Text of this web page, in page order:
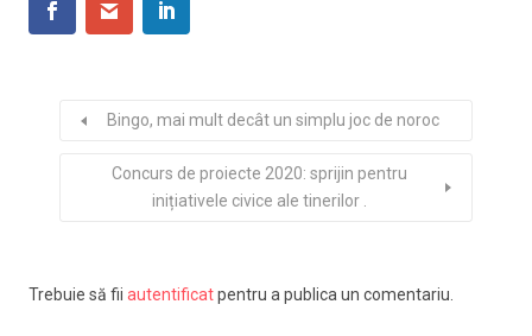
Bingo, mai mult decât un simplu joc de noroc
Concurs de proiecte 2020: sprijin pentru
inițiativele civice ale tinerilor .
Trebuie să fii autentificatpentru a publica un comentariu.